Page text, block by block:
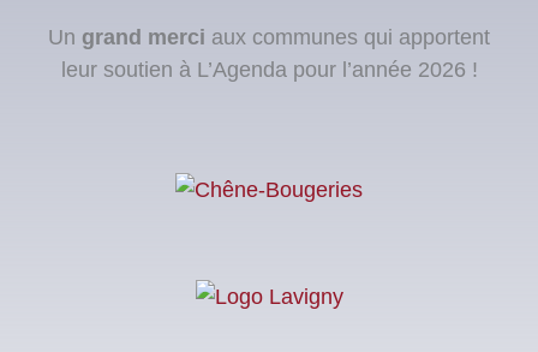
Un grand merci aux communes qui apportent
leur soutien à L’Agenda pour l’année 2026 !